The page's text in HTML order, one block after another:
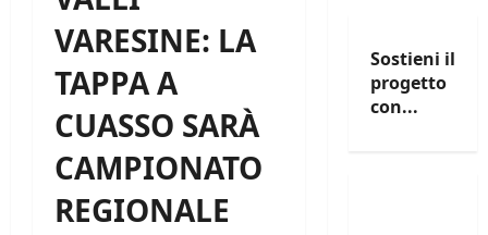
VARESINE: LA
TAPPA A
CUASSO SARÀ
CAMPIONATO
REGIONALE
Sostieni il
progetto
con...